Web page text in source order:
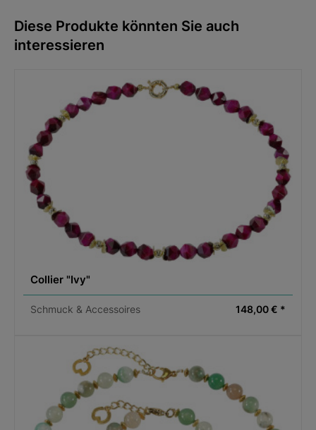
Diese Produkte könnten Sie auch
interessieren
Collier "Ivy"
Schmuck & Accessoires 148,00 € *